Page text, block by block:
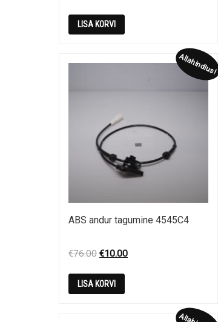
was:
€76.00.
LISA KORVI
Allahindlus!
ABS andur tagumine 4545C4
€76.00 Original
was:
€76.00.
€10.00Current
LISA KORVI